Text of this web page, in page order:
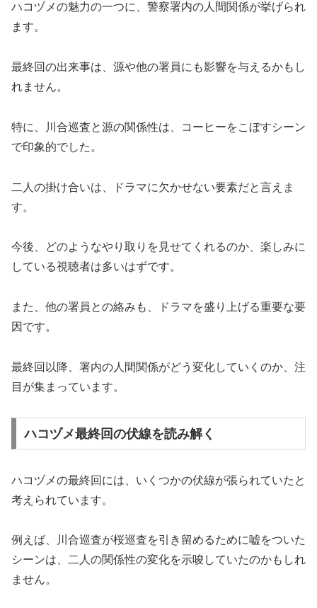
ハコヅメの魅力の一つに、警察署内の人間関係が挙げられ
ます。
最終回の出来事は、源や他の署員にも影響を与えるかもし
れません。
特に、川合巡査と源の関係性は、コーヒーをこぼすシーン
で印象的でした。
二人の掛け合いは、ドラマに欠かせない要素だと言えま
す。
今後、どのようなやり取りを見せてくれるのか、楽しみに
している視聴者は多いはずです。
また、他の署員との絡みも、ドラマを盛り上げる重要な要
因です。
最終回以降、署内の人間関係がどう変化していくのか、注
目が集まっています。
ハコヅメ最終回の伏線を読み解く
ハコヅメの最終回には、いくつかの伏線が張られていたと
考えられています。
例えば、川合巡査が桜巡査を引き留めるために嘘をついた
シーンは、二人の関係性の変化を示唆していたのかもしれ
ません。